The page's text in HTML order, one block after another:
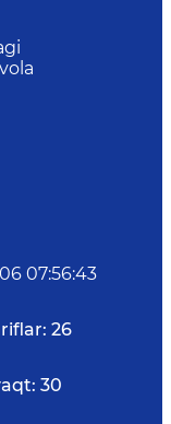
07:56:43
26
30